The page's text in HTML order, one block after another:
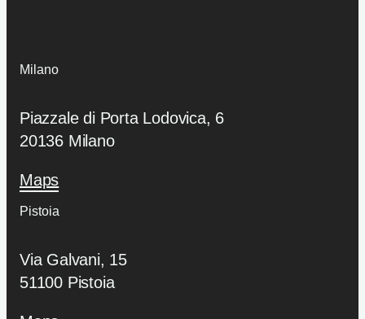
Milano
Piazzale di Porta Lodovica, 6
20136 Milano
Maps
Pistoia
Via Galvani, 15
51100 Pistoia